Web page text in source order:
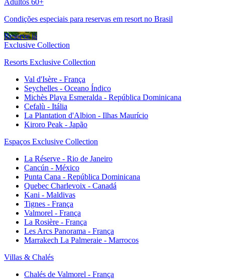
Adultos 60+
Condições especiais para reservas em resort no Brasil
Reserve já
Exclusive Collection
Resorts Exclusive Collection
Val d'Isère - França
Seychelles - Oceano Índico
Michès Playa Esmeralda - República Dominicana
Cefalù - Itália
La Plantation d'Albion - Ilhas Maurício
Kiroro Peak - Japão
Espaços Exclusive Collection
La Réserve - Rio de Janeiro
Cancún - México
Punta Cana - República Dominicana
Quebec Charlevoix - Canadá
Kani - Maldivas
Tignes - França
Valmorel - França
La Rosière - França
Les Arcs Panorama - França
Marrakech La Palmeraie - Marrocos
Villas & Chalés
Chalés de Valmorel - França